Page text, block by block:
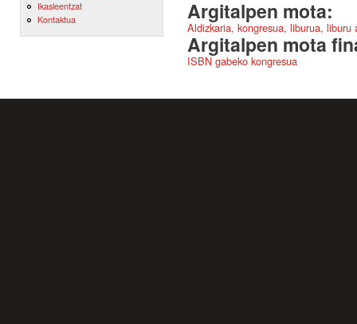
Ikasleentzat
Kontaktua
Argitalpen mota:
Aldizkaria, kongresua, liburua,
Argitalpen mota
ISBN gabeko kongresua